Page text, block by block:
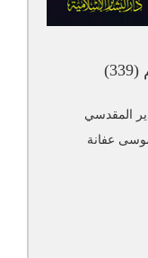
المقدسي
عفانة